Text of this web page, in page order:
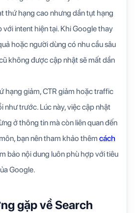
thứ hạng cao nhưng dần tụt hạng
intent hiện tại. Khi Google thay
hoặc người dùng có nhu cầu sâu
không được cập nhật sẽ mất dần
hạng giảm, CTR giảm hoặc traffic
như trước. Lúc này, việc cập nhật
ở thông tin mà còn liên quan đến
bạn nên tham khảo thêm cách
bảo nội dung luôn phù hợp với tiêu
Google.
gặp về Search